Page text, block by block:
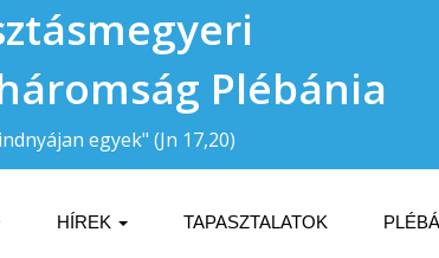
Plébánia
egyek" (Jn 17,20)
HÍREK TAPASZTALATOK